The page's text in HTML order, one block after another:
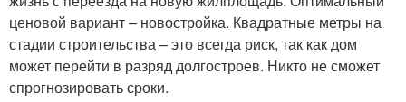
ценовой вариант – новостройка. Квадратные метры на
стадии строительства – это всегда риск, так как дом
может перейти в разряд долгостроев. Никто не сможет
спрогнозировать сроки.